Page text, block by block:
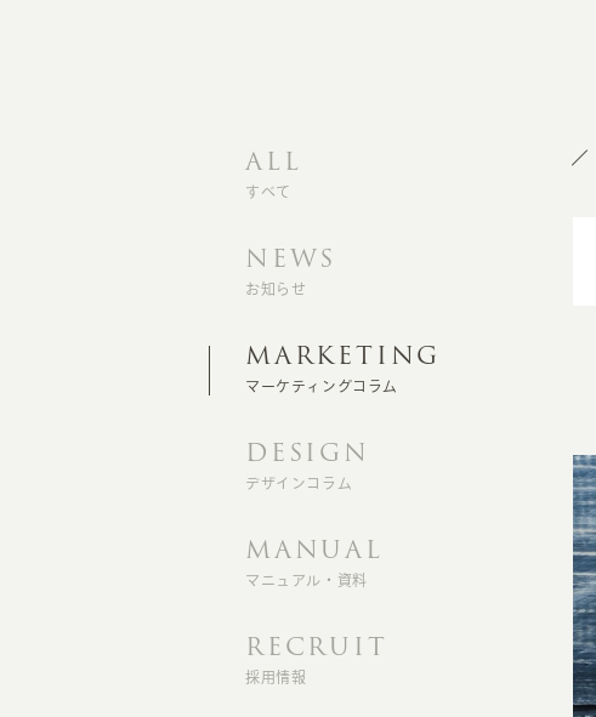
ALL
すべて
NEWS
お知らせ
MARKETING
マーケティングコラム
DESIGN
デザインコラム
MANUAL
マニュアル・資料
RECRUIT
採用情報